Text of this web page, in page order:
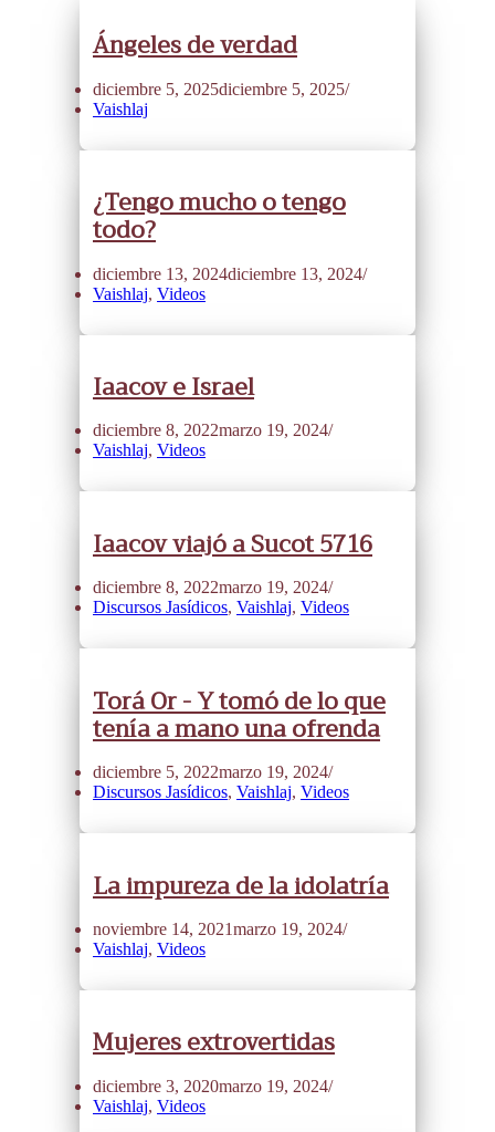
Ángeles de verdad
diciembre 5, 2025diciembre 5, 2025
Vaishlaj
¿Tengo mucho o tengo
todo?
diciembre 13, 2024diciembre 13, 2024
Vaishlaj, Videos
Iaacov e Israel
diciembre 8, 2022marzo 19, 2024
Vaishlaj, Videos
Iaacov viajó a Sucot 5716
diciembre 8, 2022marzo 19, 2024
Discursos Jasídicos, Vaishlaj, Videos
Torá Or - Y tomó de lo que
tenía a mano una ofrenda
diciembre 5, 2022marzo 19, 2024
Discursos Jasídicos, Vaishlaj, Videos
La impureza de la idolatría
noviembre 14, 2021marzo 19, 2024
Vaishlaj, Videos
Mujeres extrovertidas
diciembre 3, 2020marzo 19, 2024
Vaishlaj, Videos